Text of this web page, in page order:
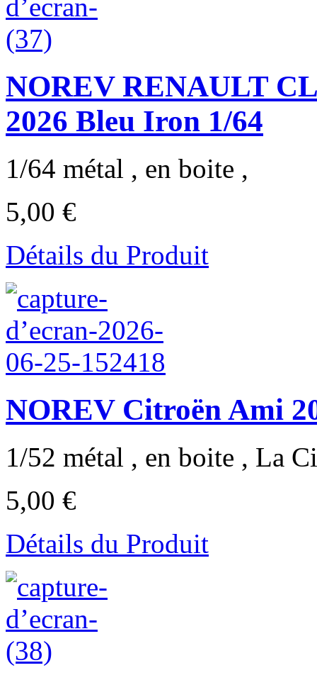
NOREV RENAULT
2026 Bleu Iron 1/64
1/64 métal , en boite ,
5,00 €
Détails du Produit
NOREV Citroën Ami
1/52 métal , en boite , La
5,00 €
Détails du Produit